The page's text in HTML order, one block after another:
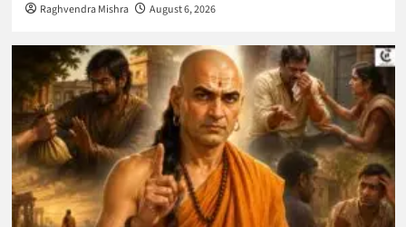
Raghvendra Mishra August 6, 2026